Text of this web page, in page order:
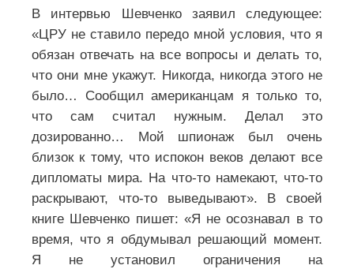
В интервью Шевченко заявил следующее:
«ЦРУ не ставило передо мной условия, что я
обязан отвечать на все вопросы и делать то,
что они мне укажут. Никогда, никогда этого не
было… Сообщил американцам я только то,
что сам считал нужным. Делал это
дозированно… Мой шпионаж был очень
близок к тому, что испокон веков делают все
дипломаты мира. На что-то намекают, что-то
раскрывают, что-то выведывают». В своей
книге Шевченко пишет: «Я не осознавал в то
время, что я обдумывал решающий момент.
Я не установил ограничения на